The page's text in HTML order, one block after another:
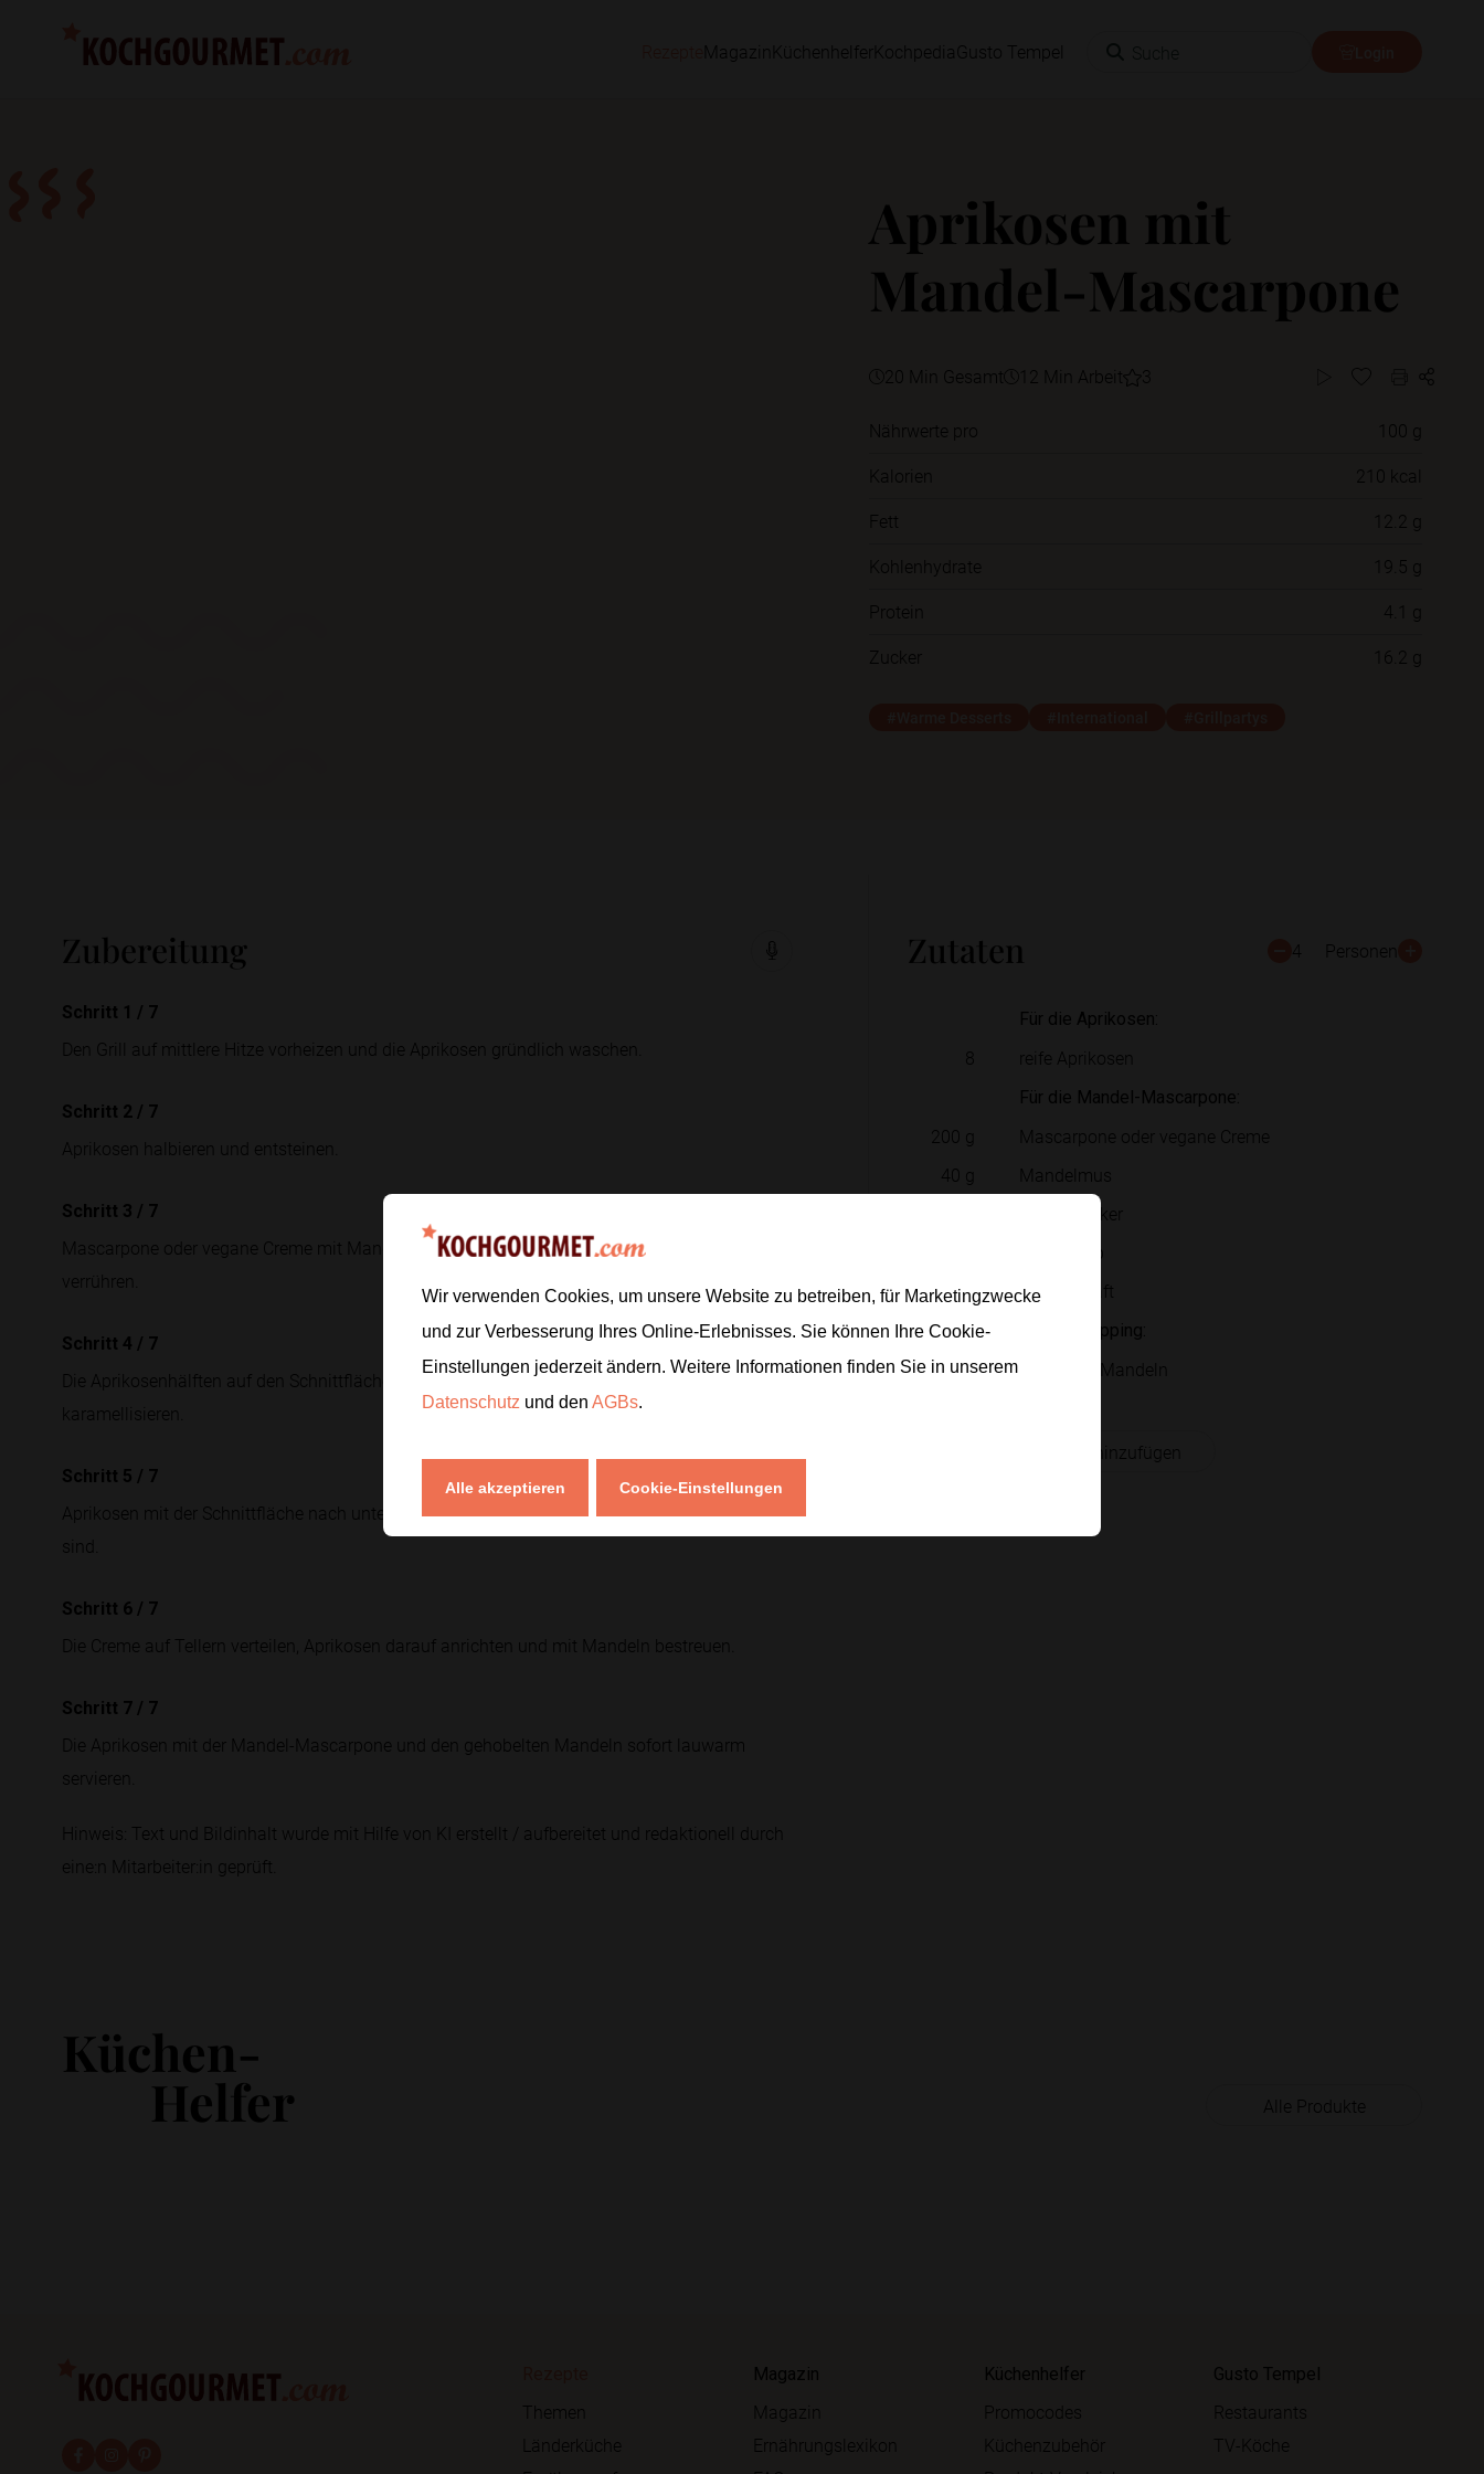
Magazin Küchenhelfer Kochpedia Gusto Tempel
Aprikosen mit
Mandel-Mascarpone
20 Min Gesamt 12 Min Arbeit 3
Nährwerte pro
100 g
Kalorien
210 kcal
Fett
12.2 g
Kohlenhydrate
19.5 g
Protein
4.1 g
Zucker
16.2 g
Zutaten 4 Personen
Für die Aprikosen:
8 reife Aprikosen
Für die Mandel-Mascarpone:
200 g
Mascarpone oder vegane Creme
40 g
Mandelmus
Vanillezucker
Ahornsirup
1TL Zitronensaft
Für das Topping:
40g gehobelte Mandeln
Zur Einkaufsliste hinzufügen
Zubereitung
Schritt 1 / 7
Den Grill auf mittlere Hitze vorheizen und die Aprikosen gründlich waschen.
Schritt 2 / 7
Aprikosen halbieren und entsteinen.
Schritt 3 / 7
Mascarpone oder vegane Creme mit Mandelmus, Vanillezucker, Ahornsirup und Zitronensaft
verrühren.
Schritt 4 / 7
Die Aprikosenhälften auf den Schnittflächen leicht ölen, damit sie auf dem Grill schön
karamellisieren.
Schritt 5 / 7
Aprikosen mit der Schnittfläche nach unten kurz grillen, bis sie warm und leicht karamellisiert
sind.
Schritt 6 / 7
Die Creme auf Tellern verteilen, Aprikosen darauf anrichten und mit Mandeln bestreuen.
Schritt 7 / 7
Die Aprikosen mit der Mandel-Mascarpone und den gehobelten Mandeln sofort lauwarm
servieren.
Hinweis: Text und Bildinhalt wurde mit Hilfe von KI erstellt / aufbereitet und redaktionell durch
eine:n Mitarbeiter:in geprüft.
Küchen-
Helfer Alle Produkte
Themen
Länderküche
Magazin
Magazin
Ernährungslexikon
Küchenhelfer
Promocodes
Küchenzubehör
Gusto Tempel
Restaurants
TV-Köche
Wir verwenden Cookies, um unsere Website zu betreiben, für Marketingzwecke
und zur Verbesserung Ihres Online-Erlebnisses. Sie können Ihre Cookie-
Einstellungen jederzeit ändern. Weitere Informationen finden Sie in unserem
Datenschutz und den AGBs.
Alle akzeptieren Cookie-Einstellungen